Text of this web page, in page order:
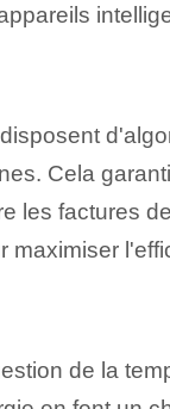
Cela
les factures
maximiser
de la